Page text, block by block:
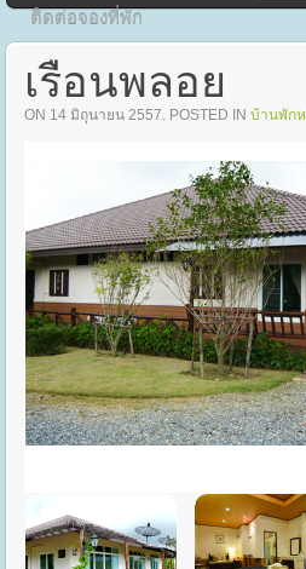
ติดต่อจองที่พัก
เรือนพลอย
ON 14 มิถุนายน 2557. POSTED IN บ้านพัก